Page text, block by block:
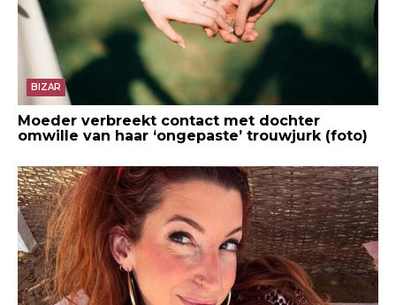
BIZAR
Moeder verbreekt contact met dochter
omwille van haar ‘ongepaste’ trouwjurk (foto)